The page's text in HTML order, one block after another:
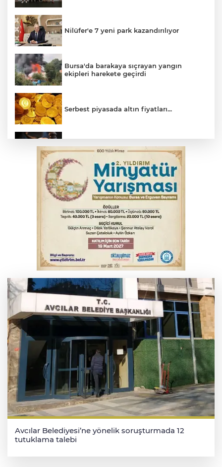
Nilüfer'e 7 yeni park kazandırılıyor
Bursa'da barakaya sıçrayan yangın
ekipleri harekete geçirdi
Serbest piyasada altın fiyatları...
Yargıtay’dan primle çalışanlara müjde
Bursa’da bugün hava nasıl olacak?
Osmangazi’de iş arayanlara destek
TOFAŞ Basketbol'da sağlık kontrolleri
başladı
Avcılar Belediyesi’ne yönelik soruşturmada 12
tutuklama talebi